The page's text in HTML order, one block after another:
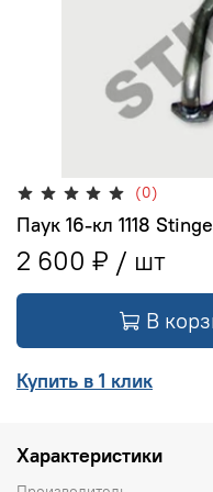
(0)
Паук 16-кл 1118
2 600 ₽
В
Купить в 1 клик
Характеристики